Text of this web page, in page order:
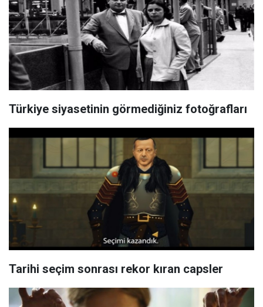
Türkiye siyasetinin görmediğiniz fotoğrafları
Tarihi seçim sonrası rekor kıran capsler